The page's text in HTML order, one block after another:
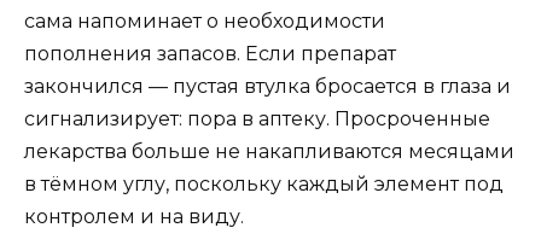
сама напоминает о необходимости
пополнения запасов. Если препарат
закончился — пустая втулка бросается в глаза и
сигнализирует: пора в аптеку. Просроченные
лекарства больше не накапливаются месяцами
в тёмном углу, поскольку каждый элемент под
контролем и на виду.